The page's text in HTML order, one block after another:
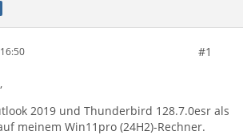
#1
2019 und Thunderbird 128.7.0esr als
meinem Win11pro (24H2)-Rechner.